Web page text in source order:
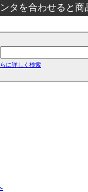
タを合わせると
らに詳しく検索